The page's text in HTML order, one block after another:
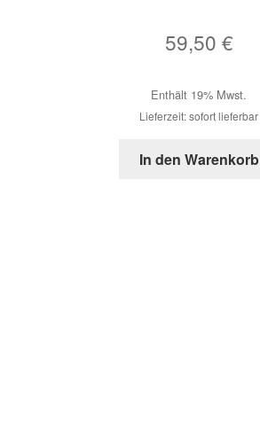
59,50 €
Enthält 19% Mwst.
Lieferzeit: sofort lieferbar
In den Warenkorb